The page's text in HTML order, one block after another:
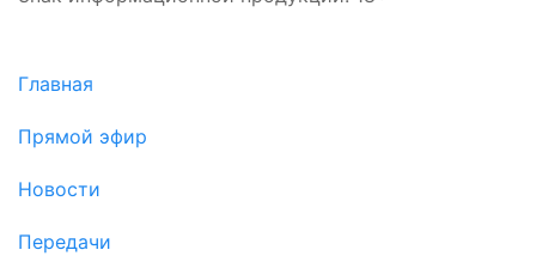
Главная
Прямой эфир
Новости
Передачи